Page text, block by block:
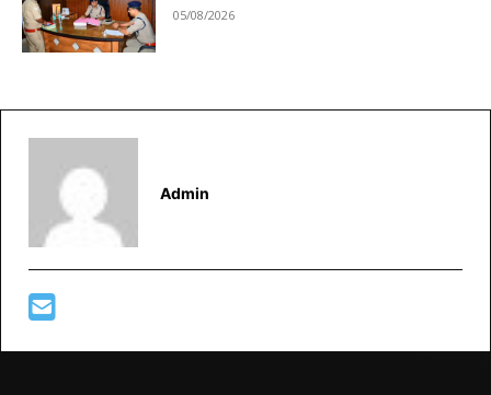
05/08/2026
Admin